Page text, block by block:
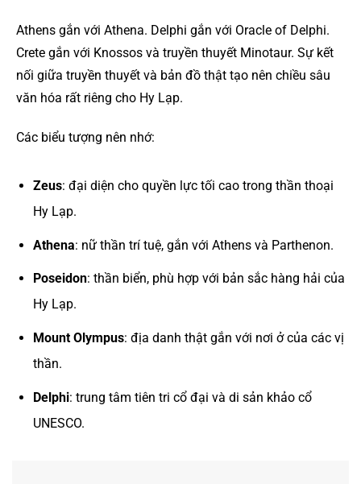
Athens gắn với Athena. Delphi gắn với Oracle of Delphi.
Crete gắn với Knossos và truyền thuyết Minotaur. Sự kết
nối giữa truyền thuyết và bản đồ thật tạo nên chiều sâu
văn hóa rất riêng cho Hy Lạp.
Các biểu tượng nên nhớ:
Zeus: đại diện cho quyền lực tối cao trong thần thoại
Hy Lạp.
Athena: nữ thần trí tuệ, gắn với Athens và Parthenon.
Poseidon: thần biển, phù hợp với bản sắc hàng hải của
Hy Lạp.
Mount Olympus: địa danh thật gắn với nơi ở của các vị
thần.
Delphi: trung tâm tiên tri cổ đại và di sản khảo cổ
UNESCO.